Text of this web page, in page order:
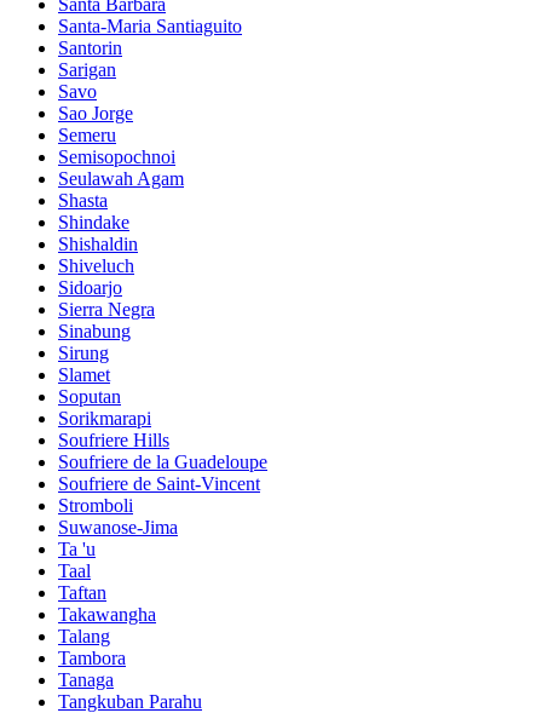
Santa Barbara
Santa-Maria Santiaguito
Santorin
Sarigan
Savo
Sao Jorge
Semeru
Semisopochnoi
Seulawah Agam
Shasta
Shindake
Shishaldin
Shiveluch
Sidoarjo
Sierra Negra
Sinabung
Sirung
Slamet
Soputan
Sorikmarapi
Soufriere Hills
Soufriere de la Guadeloupe
Soufriere de Saint-Vincent
Stromboli
Suwanose-Jima
Ta 'u
Taal
Taftan
Takawangha
Talang
Tambora
Tanaga
Tangkuban Parahu